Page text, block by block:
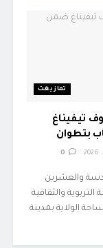
تمازيغت
تيفيناغ
بتطوان
والعشرين
والثقافية
الولاية بمدينة